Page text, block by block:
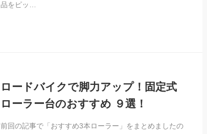
品をピッ…
ロードバイクで脚力アップ！固定式
ローラー台のおすすめ ９選！
前回の記事で「おすすめ3本ローラー」をまとめましたの